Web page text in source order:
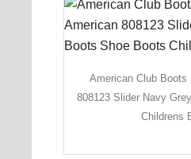
American Club Boots
808123 Slider Navy
Childrens